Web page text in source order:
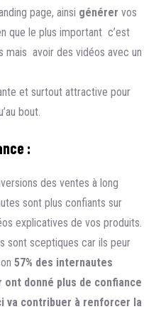
page, ainsi générer vos
que le plus important c’est
mais avoir des vidéos avec un
et surtout attractive pour
bout.
:
des ventes à long
sont plus confiants sur
explicatives de vos produits.
sont sceptiques car ils peur
57% des internautes
donné plus de confiance
va contribuer à renforcer la